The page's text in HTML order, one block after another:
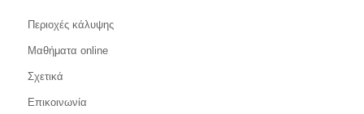
Περιοχές κάλυψης
Μαθήματα online
Σχετικά
Επικοινωνία